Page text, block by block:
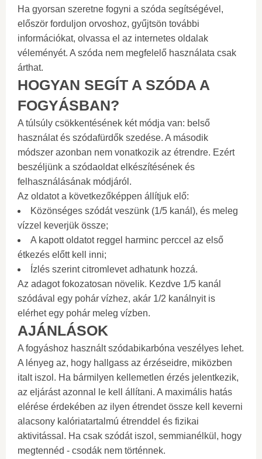
Ha gyorsan szeretne fogyni a szóda segítségével,
először forduljon orvoshoz, gyűjtsön további
információkat, olvassa el az internetes oldalak
véleményét. A szóda nem megfelelő használata csak
árthat.
HOGYAN SEGÍT A SZÓDA A
FOGYÁSBAN?
A túlsúly csökkentésének két módja van: belső
használat és szódafürdők szedése. A második
módszer azonban nem vonatkozik az étrendre. Ezért
beszéljünk a szódaoldat elkészítésének és
felhasználásának módjáról.
Az oldatot a következőképpen állítjuk elő:
Közönséges szódát veszünk (1/5 kanál), és meleg
vízzel keverjük össze;
A kapott oldatot reggel harminc perccel az első
étkezés előtt kell inni;
Ízlés szerint citromlevet adhatunk hozzá.
Az adagot fokozatosan növelik. Kezdve 1/5 kanál
szódával egy pohár vízhez, akár 1/2 kanálnyit is
elérhet egy pohár meleg vízben.
AJÁNLÁSOK
A fogyáshoz használt szódabikarbóna veszélyes lehet.
A lényeg az, hogy hallgass az érzéseidre, miközben
italt iszol. Ha bármilyen kellemetlen érzés jelentkezik,
az eljárást azonnal le kell állítani. A maximális hatás
elérése érdekében az ilyen étrendet össze kell keverni
alacsony kalóriatartalmú étrenddel és fizikai
aktivitással. Ha csak szódát iszol, semmianélkül, hogy
megtennéd - csodák nem történnek.